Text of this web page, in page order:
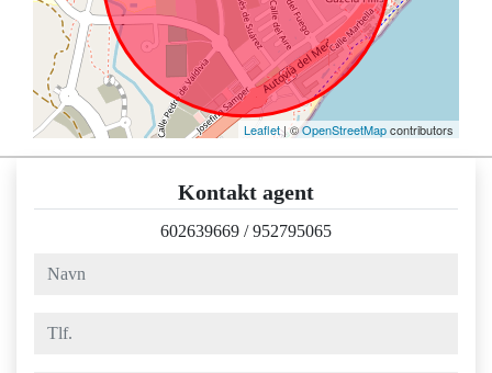
Leaflet| ©OpenStreetMapcontributors
Kontakt agent
602639669 /952795065
navn
tlf.